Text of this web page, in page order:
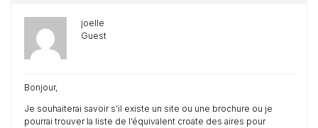
joelle
Guest
Bonjour,
Je souhaiterai savoir s’il existe un site ou une brochure ou je
pourrai trouver la liste de l’équivalent croate des aires pour